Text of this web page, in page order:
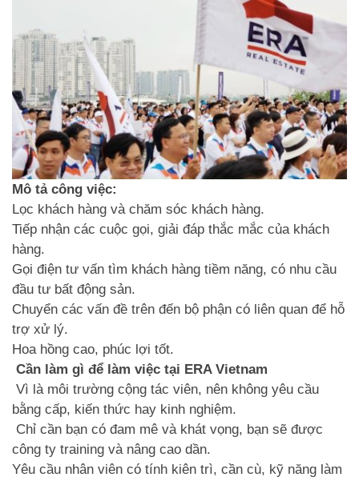
Mô tả công việc:
Lọc khách hàng và chăm sóc khách hàng.
Tiếp nhận các cuộc gọi, giải đáp thắc mắc của khách
hàng.
Gọi điện tư vấn tìm khách hàng tiềm năng, có nhu cầu
đầu tư bất động sản.
Chuyển các vấn đề trên đến bộ phận có liên quan để hỗ
trợ xử lý.
Hoa hồng cao, phúc lợi tốt.
Cần làm gì để làm việc tại ERA Vietnam
Vì là môi trường cộng tác viên, nên không yêu cầu
bằng cấp, kiến thức hay kinh nghiệm.
Chỉ cần bạn có đam mê và khát vọng, bạn sẽ được
công ty training và nâng cao dần.
Yêu cầu nhân viên có tính kiên trì, cần cù, kỹ năng làm